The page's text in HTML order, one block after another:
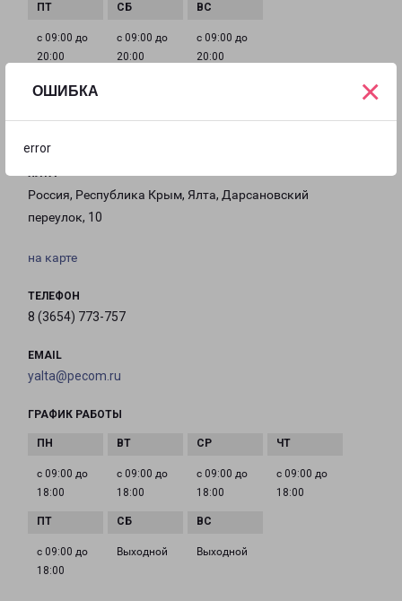
ОШИБКА
error
×
с 09:00 до
20:00
с 09:00 до
20:00
с 09:00 до
20:00
Филиалы в Ялте
ЯЛТА
Россия, Республика Крым, Ялта, Дарсановский
переулок, 10
на карте
ТЕЛЕФОН
8 (3654) 773-757
EMAIL
yalta@pecom.ru
ГРАФИК РАБОТЫ
с 09:00 до
18:00
с 09:00 до
18:00
с 09:00 до
18:00
с 09:00 до
18:00
с 09:00 до
18:00
Выходной Выходной